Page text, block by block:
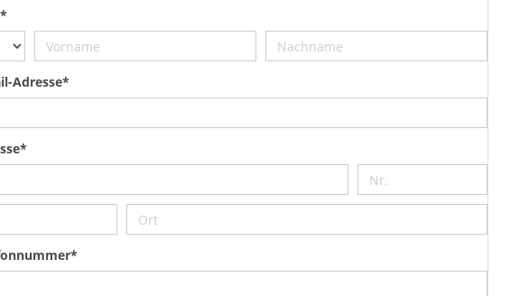
Adresse*